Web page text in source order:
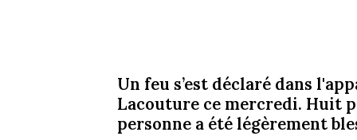
Un feu s’est déclaré dans
Lacouture ce mercredi. Huit
personne a été légèrement